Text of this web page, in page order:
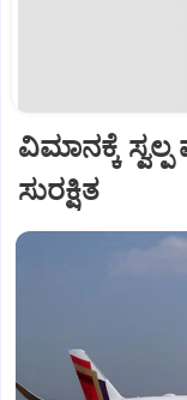
ವಿಮಾನಕ್ಕೆ
ಸುರಕ್ಷಿತ